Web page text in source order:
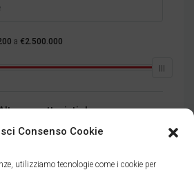
Consenso Cookie
utilizziamo tecnologie come i cookie per
a €2.500.000
caratteristiche